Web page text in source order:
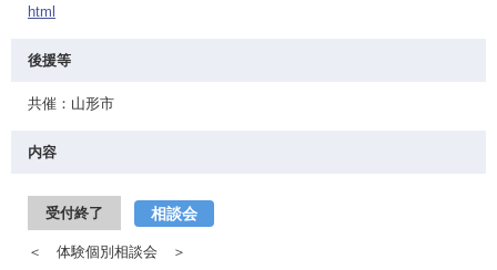
html
後援等
共催：山形市
内容
受付終了 相談会
＜ 体験個別相談会 ＞